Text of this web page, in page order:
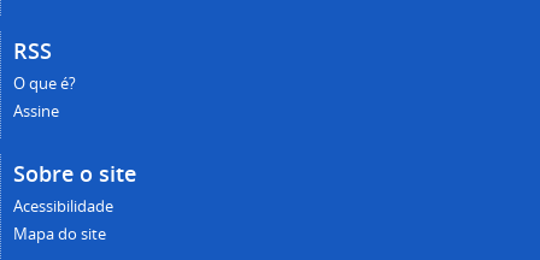
RSS
O que é?
Assine
Sobre o site
Acessibilidade
Mapa do site